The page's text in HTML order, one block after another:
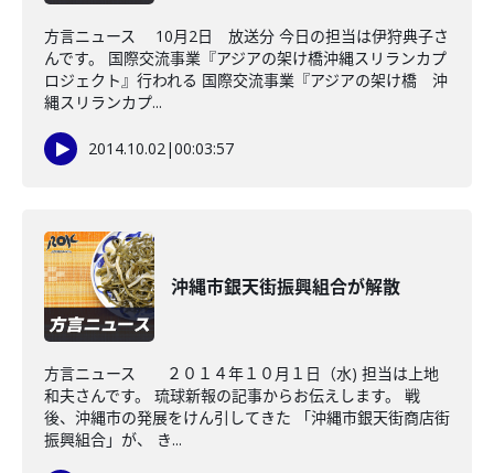
方言ニュース 10月2日 放送分 今日の担当は伊狩典子さ
んです。 国際交流事業『アジアの架け橋沖縄スリランカプ
ロジェクト』行われる 国際交流事業『アジアの架け橋 沖
縄スリランカプ...
2014.10.02|00:03:57
沖縄市銀天街振興組合が解散
方言ニュース ２０１４年１０月１日（水) 担当は上地
和夫さんです。 琉球新報の記事からお伝えします。 戦
後、沖縄市の発展をけん引してきた 「沖縄市銀天街商店街
振興組合」が、 き...